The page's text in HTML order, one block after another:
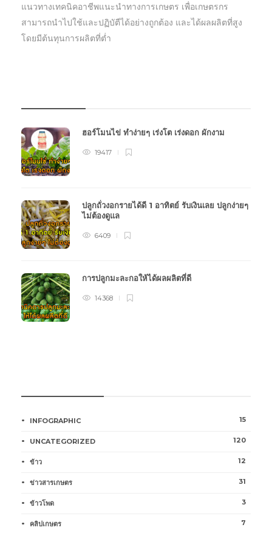
แนวทางเทคนิคอาชีพแนะนำทางการเกษตร เพื่อเกษตรกร
สามารถนำไปใช้และปฏิบัตืได้อย่างถูกต้อง และได้ผลผลิตที่สูง
โดยมีต้นทุนการผลิตที่ต่ำ
ฮอร์โมนไข่ ทำง่ายๆ เร่งโต เร่งดอก ผักงาม
19417
ปลูกถั่วงอกรายได้ดี 1 อาทิตย์ รับเงินเลย ปลูกง่ายๆ
ไม่ต้องดูแล
6409
การปลูกมะละกอให้ได้ผลผลิตที่ดี
14368
INFOGRAPHIC 15
UNCATEGORIZED 120
ข้าว 12
ข่าวสารเกษตร 31
ข้าวโพด 3
คลิปเกษตร 7